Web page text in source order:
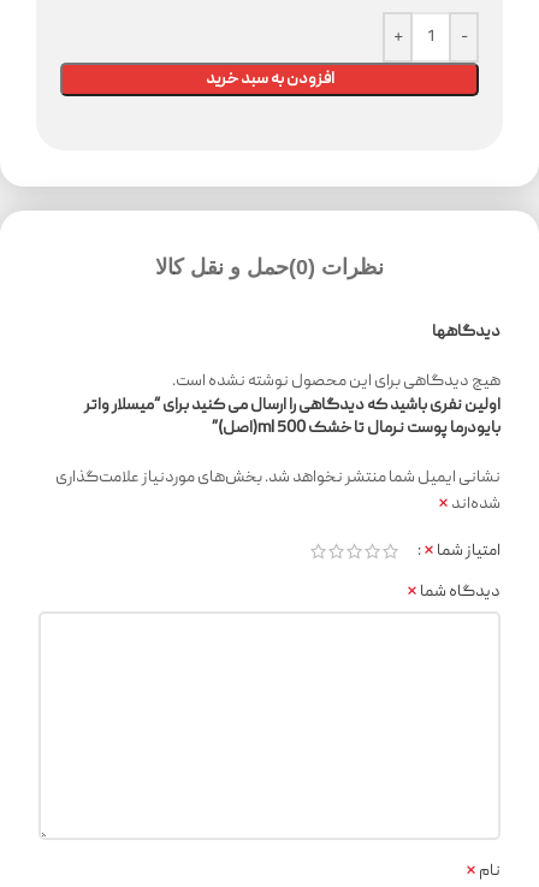
افزودن به سبد خرید
نظرات (0) حمل و نقل کالا
دیدگاهها
هیچ دیدگاهی برای این محصول نوشته نشده است.
اولین نفری باشید که دیدگاهی را ارسال می کنید برای “میسلار واتر
بایودرما پوست نرمال تا خشک 500 ml(اصل)”
نشانی ایمیل شما منتشر نخواهد شد.بخش‌های موردنیاز علامت‌گذاری
شده‌اند *
امتیاز شما *
دیدگاه شما *
نام *